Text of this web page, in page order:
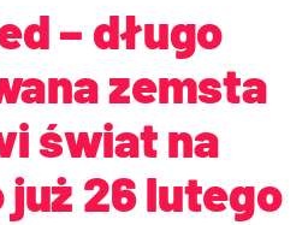
– długo
zemsta
świat na
26 lutego